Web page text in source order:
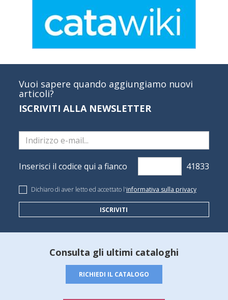
Vuoi sapere quando aggiungiamo nuovi
articoli?
ISCRIVITI ALLA NEWSLETTER
Inserisci il codice qui a fianco
Dichiaro di aver letto ed accettato l'informativa sulla privacy
ISCRIVITI
Consulta gli ultimi cataloghi
RICHIEDI IL CATALOGO